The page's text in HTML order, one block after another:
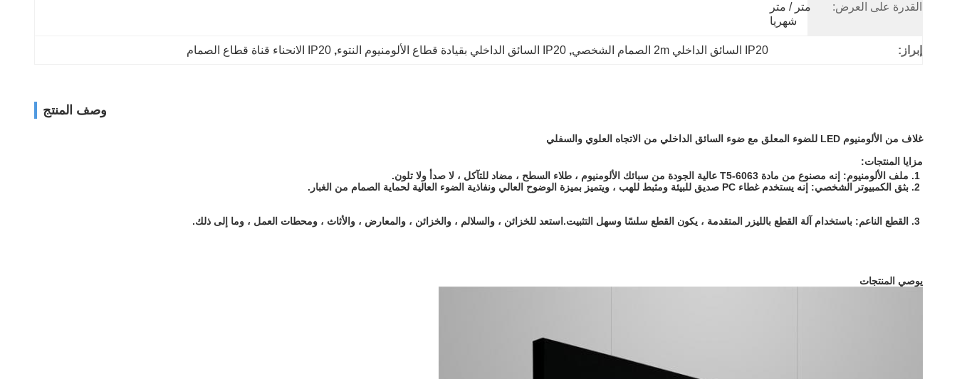
القدرة على العرض:
شهريا
إبراز: IP20 السائق الداخلي 2m الصمام الشخصي , IP20 السائق الداخلي بقيادة قطاع الألومنيوم النتوء , IP20 الانحناء قناة قطاع الصمام
وصف المنتج
غلاف من الألومنيوم LED للضوء المعلق مع ضوء السائق الداخلي من الاتجاه العلوي والسفلي
مزايا المنتجات:
1. ملف الألومنيوم: إنه مصنوع من مادة 6063-T5 عالية الجودة من سبائك الألومنيوم ، طلاء السطح ، مضاد للتآكل ، لا صدأ ولا تلون.
2. بثق الكمبيوتر الشخصي: إنه يستخدم غطاء PC صديق للبيئة ومثبط للهب ، ويتميز بميزة الوضوح العالي ونفاذية الضوء العالية لحماية الصمام من الغبار.
3. القطع الناعم: باستخدام آلة القطع بالليزر المتقدمة ، يكون القطع سلسًا وسهل التثبيت.استعد للخزائن ، والسلالم ، والخزائن ، والمعارض ، والأثاث ، ومحطات العمل ، وما إلى ذلك.
يوصي المنتجات